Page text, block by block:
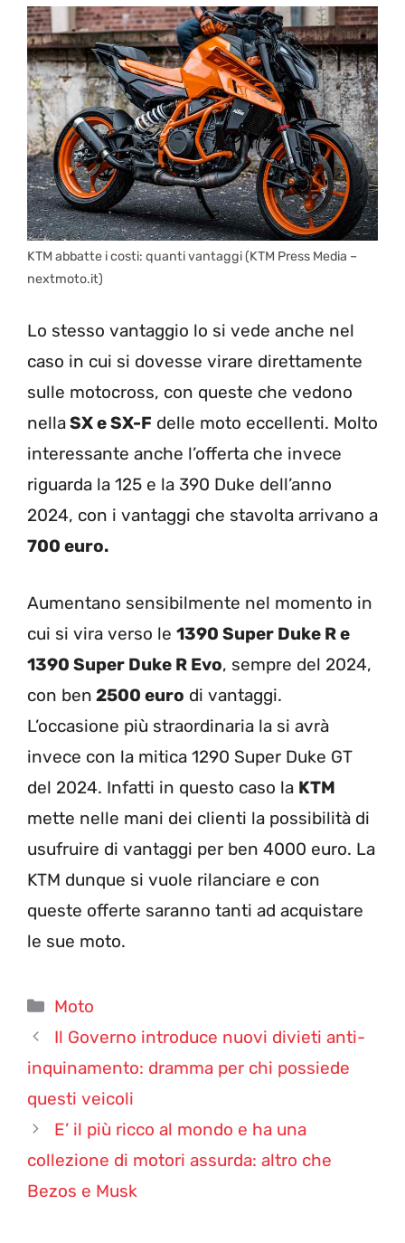
KTM abbatte i costi: quanti vantaggi (KTM Press Media –
nextmoto.it)
Lo stesso vantaggio lo si vede anche nel
caso in cui si dovesse virare direttamente
sulle motocross, con queste che vedono
nellaSX e SX-F delle moto eccellenti. Molto
interessante anche l’offerta che invece
riguarda la 125 e la 390 Duke dell’anno
2024, con i vantaggi che stavolta arrivano a
700 euro.
Aumentano sensibilmente nel momento in
cui si vira verso le 1390 Super Duke R e
1390 Super Duke R Evo, sempre del 2024,
con ben 2500 euro di vantaggi.
L’occasione più straordinaria la si avrà
invece con la mitica 1290 Super Duke GT
del 2024. Infatti in questo caso la KTM
mette nelle mani dei clienti la possibilità di
usufruire di vantaggi per ben 4000 euro. La
KTM dunque si vuole rilanciare e con
queste offerte saranno tanti ad acquistare
le sue moto.
Categorie
Moto
Il Governo introduce nuovi divieti anti-
inquinamento: dramma per chi possiede
questi veicoli
E’ il più ricco al mondo e ha una
collezione di motori assurda: altro che
Bezos e Musk